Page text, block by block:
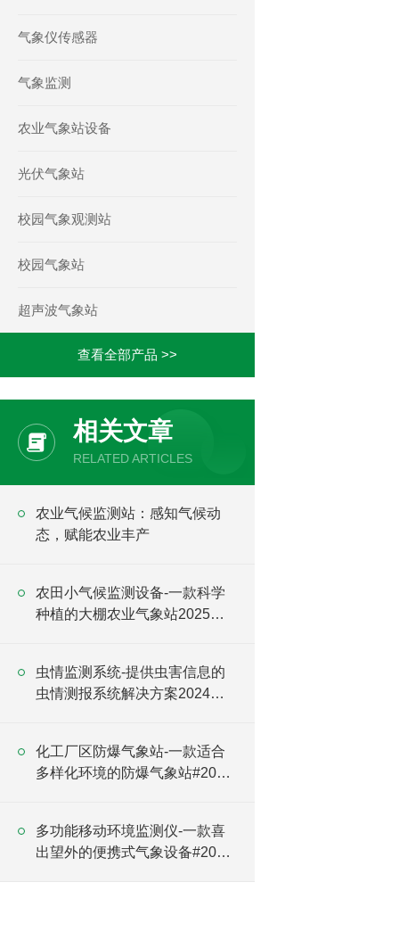
气象仪传感器
气象监测
农业气象站设备
光伏气象站
校园气象观测站
校园气象站
超声波气象站
查看全部产品 >>
相关文章
RELATED ARTICLES
农业气候监测站：感知气候动
态，赋能农业丰产
农田小气候监测设备-一款科学
种植的大棚农业气象站2025全
虫情监测系统-提供虫害信息的
虫情测报系统解决方案2024全
化工厂区防爆气象站-一款适合
多样化环境的防爆气象站#2022
多功能移动环境监测仪-一款喜
出望外的便携式气象设备#2023